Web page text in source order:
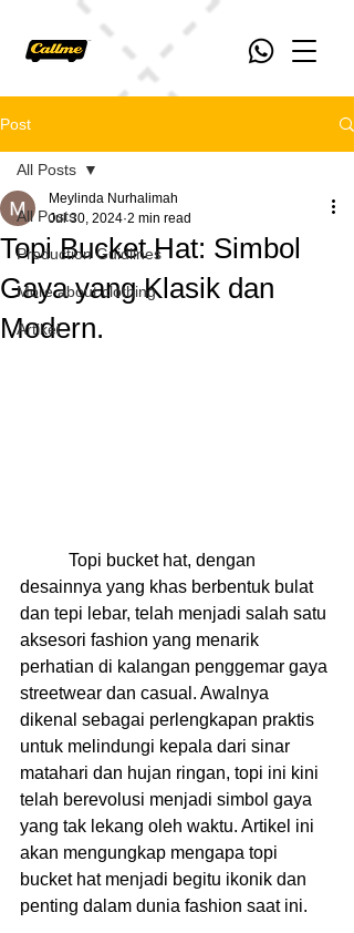
Post
All Posts
Production Guidlines
More about clothing
Artikel
All Posts
Topi Bucket Hat: Simbol
Gaya yang Klasik dan
Modern.
Meylinda Nurhalimah
Jul 30, 2024 2 min read
desainnya yang khas berbentuk bulat
dan tepi lebar, telah menjadi salah satu
aksesori fashion yang menarik
perhatian di kalangan penggemar gaya
streetwear dan casual. Awalnya
dikenal sebagai perlengkapan praktis
untuk melindungi kepala dari sinar
matahari dan hujan ringan, topi ini kini
telah berevolusi menjadi simbol gaya
yang tak lekang oleh waktu. Artikel ini
akan mengungkap mengapa topi
bucket hat menjadi begitu ikonik dan
penting dalam dunia fashion saat ini.